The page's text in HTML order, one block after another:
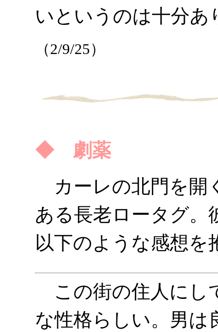
いというのは十分あ
（2/9/25）
◆ 劇薬
カーレの北門を開
ある長老ロータグ。
以下のような感想を
この街の住人にし
な性格らしい。男は